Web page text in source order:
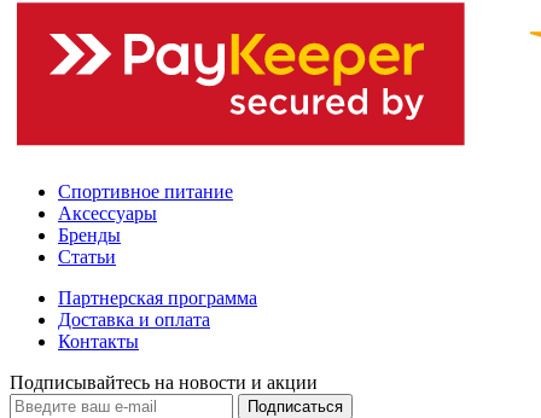
Спортивное питание
Аксессуары
Бренды
Статьи
Партнерская программа
Доставка и оплата
Контакты
Подписывайтесь на новости и акции
Подписаться